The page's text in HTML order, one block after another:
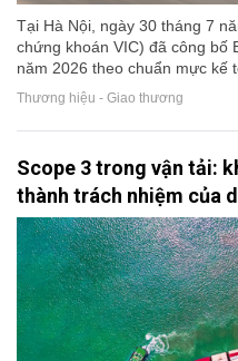
Tại Hà Nội, ngày 30 tháng 7
chứng khoán VIC) đã công bố
năm 2026 theo chuẩn mực kế
Thương hiệu - Giao thương
Scope 3 trong vận tải:
thành trách nhiệm của